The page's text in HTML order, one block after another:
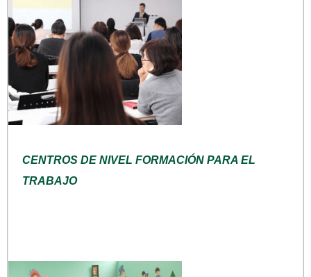
CENTROS DE NIVEL FORMACIÓN PARA EL
TRABAJO